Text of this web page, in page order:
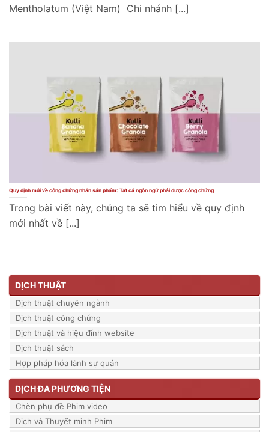
Mentholatum (Việt Nam) Chi nhánh [...]
Quy định mới về công chứng nhãn sản phẩm: Tất cả ngôn ngữ phải được công chứng
Trong bài viết này, chúng ta sẽ tìm hiểu về quy định
mới nhất về [...]
DỊCH THUẬT
Dịch thuật chuyên ngành
Dịch thuật công chứng
Dịch thuật và hiệu đính website
Dịch thuật sách
Hợp pháp hóa lãnh sự quán
DỊCH ĐA PHƯƠNG TIỆN
Chèn phụ đề Phim video
Dịch và Thuyết minh Phim